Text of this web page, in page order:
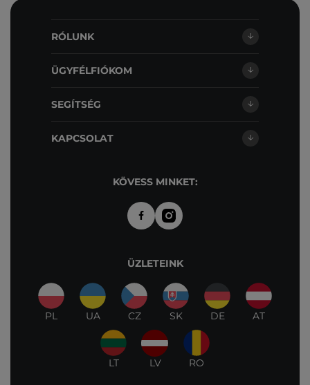
RÓLUNK
ÜGYFÉLFIÓKOM
SEGÍTSÉG
KAPCSOLAT
KÖVESS MINKET:
ÜZLETEINK
PL UA CZ SK DE AT
LT LV RO